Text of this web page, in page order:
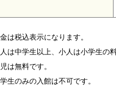
は税込表示になります。
は中学生以上、小人は小学生の料
は無料です。
生のみの入館は不可です。